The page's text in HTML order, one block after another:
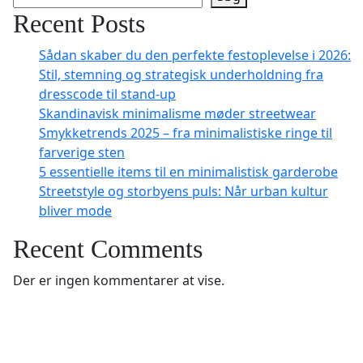
Recent Posts
Sådan skaber du den perfekte festoplevelse i 2026:
Stil, stemning og strategisk underholdning fra
dresscode til stand-up
Skandinavisk minimalisme møder streetwear
Smykketrends 2025 – fra minimalistiske ringe til
farverige sten
5 essentielle items til en minimalistisk garderobe
Streetstyle og storbyens puls: Når urban kultur
bliver mode
Recent Comments
Der er ingen kommentarer at vise.